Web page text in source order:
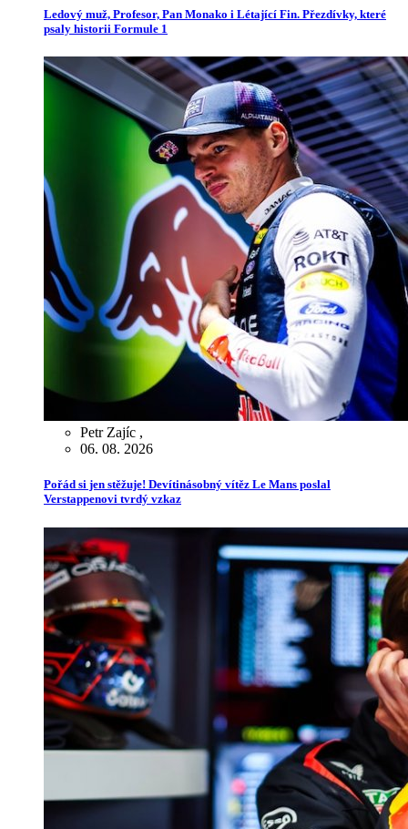
Ledový muž, Profesor, Pan Monako i Létající Fin. Přezdívky, které
psaly historii Formule 1
Petr Zajíc ,
06. 08. 2026
Pořád si jen stěžuje! Devítinásobný vítěz Le Mans poslal
Verstappenovi tvrdý vzkaz